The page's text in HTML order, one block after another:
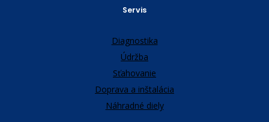
Servis
Diagnostika
Údržba
Sťahovanie
Doprava a inštalácia
Náhradné diely